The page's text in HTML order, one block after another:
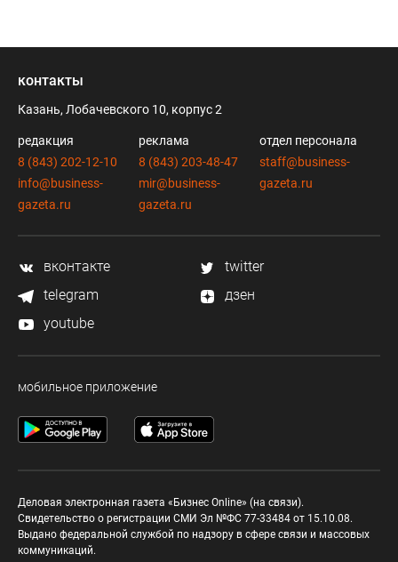
контакты
Казань, Лобачевского 10, корпус 2
редакция
8 (843) 202-12-10
info@business-
gazeta.ru
реклама
8 (843) 203-48-47
mir@business-
gazeta.ru
отдел персонала
staff@business-
gazeta.ru
вконтакте
twitter
telegram
дзен
youtube
мобильное приложение
Деловая электронная газета «Бизнес Online» (на связи).
Свидетельство о регистрации СМИ Эл №ФС 77-33484 от 15.10.08.
Выдано федеральной службой по надзору в сфере связи и массовых
коммуникаций.